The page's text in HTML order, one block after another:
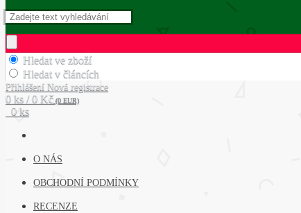
Hledat ve zboží
Hledat v článcích
Přihlášení Nová registrace
0 ks / 0 Kč (0 EUR)
0 ks
O NÁS
OBCHODNÍ PODMÍNKY
RECENZE